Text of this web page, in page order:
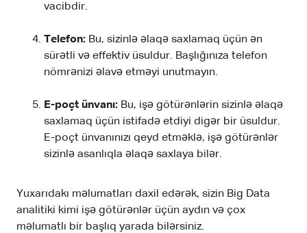
vacibdir.
Telefon: Bu, sizinlə əlaqə saxlamaq üçün ən
sürətli və effektiv üsuldur. Başlığınıza telefon
nömrənizi əlavə etməyi unutmayın.
E-poçt ünvanı: Bu, işə götürənlərin sizinlə əlaqə
saxlamaq üçün istifadə etdiyi digər bir üsuldur.
E-poçt ünvanınızı qeyd etməklə, işə götürənlər
sizinlə asanlıqla əlaqə saxlaya bilər.
Yuxarıdakı məlumatları daxil edərək, sizin Big Data
analitiki kimi işə götürənlər üçün aydın və çox
məlumatlı bir başlıq yarada bilərsiniz.